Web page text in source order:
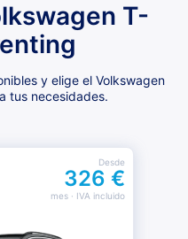
T-
y elige el Volkswagen
tus necesidades.
Desde
326 €
mes· IVA incluido